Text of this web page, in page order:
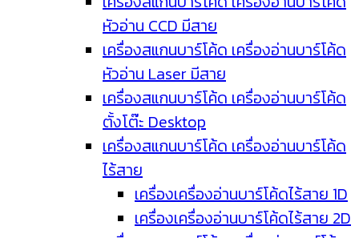
หัวอ่าน CCD มีสาย
เครื่องสแกนบาร์โค้ด เครื่องอ่านบาร์โค้ด
หัวอ่าน Laser มีสาย
เครื่องสแกนบาร์โค้ด เครื่องอ่านบาร์โค้ด
ตั้งโต๊ะ Desktop
เครื่องสแกนบาร์โค้ด เครื่องอ่านบาร์โค้ด
ไร้สาย
เครื่องเครื่องอ่านบาร์โค้ดไร้สาย 1D
เครื่องเครื่องอ่านบาร์โค้ดไร้สาย 2D